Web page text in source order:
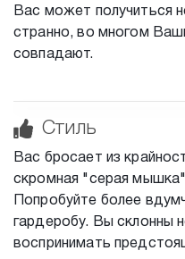
Вас может получиться
странно, во многом
совпадают.
Стиль
Вас бросает из
скромная "серая
Попробуйте более
гардеробу. Вы склонны
воспринимать